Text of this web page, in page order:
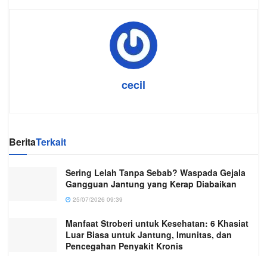
cecil
BeritaTerkait
Sering Lelah Tanpa Sebab? Waspada Gejala
Gangguan Jantung yang Kerap Diabaikan
25/07/2026 09:39
Manfaat Stroberi untuk Kesehatan: 6 Khasiat
Luar Biasa untuk Jantung, Imunitas, dan
Pencegahan Penyakit Kronis